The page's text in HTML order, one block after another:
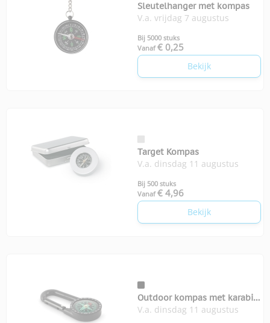
Sleutelhanger met kompas
V.a. vrijdag 7 augustus
Bij 5000 stuks
Vanaf € 0,25
Bekijk
Target Kompas
V.a. dinsdag 11 augustus
Bij 500 stuks
Vanaf € 4,96
Bekijk
Outdoor kompas met karabijn
Chaco
V.a. dinsdag 11 augustus